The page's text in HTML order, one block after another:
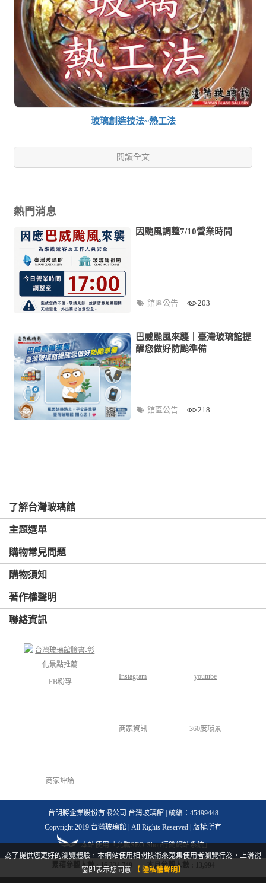
玻璃創造技法~熱工法
閱讀全文
熱門消息
因颱風調整7/10營業時間
館區公告 203
巴威颱風來襲｜臺灣玻璃館提
醒您做好防颱準備
館區公告 218
為了提供您更好的瀏覽體驗，本網站使用相關技術來蒐集使用者瀏覽行為，上滑視
窗即表示您同意
【 隱私權聲明】
了解台灣玻璃館
主題選單
購物常見問題
購物須知
著作權聲明
聯絡資訊
FB粉專
Instagram youtube
商家資訊 360度環景
商家評論
累積參觀人數 :16,334,749 本月參觀人數 : 13,994
台明將企業股份有限公司 台灣玻璃館 | 統編：45499448
Copyright 2019 台灣玻璃館 | All Rights Reserved | 版權所有
本站使用「允騰SEO-Shop行銷網站系統」